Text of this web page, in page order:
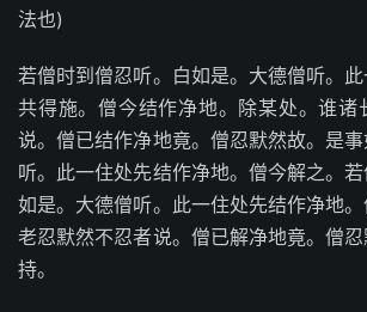
法也)
若僧时到僧忍听。白如是。大德僧听。
共得施。僧今结作净地。除某处。谁诸
说。僧已结作净地竟。僧忍默然故。是
听。此一住处先结作净地。僧今解之。
如是。大德僧听。此一住处先结作净地
老忍默然不忍者说。僧已解净地竟。僧
持。